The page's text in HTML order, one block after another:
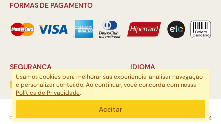
FORMAS DE PAGAMENTO
SEGURANÇA IDIOMA
ARTSOUL COMUNICAÇÃO DIGITAL LTDA | CNPJ: 29.752.781/0001-52
Escritório: Rua Quatá, 845 - Sala 2, Vila Olímpia, São Paulo, SP, 04546-044
Usamos cookies para melhorar sua experiência, analisar navegação
e personalizar conteúdo. Ao continuar, você concorda com nossa
Política de Privacidade.
Aceitar